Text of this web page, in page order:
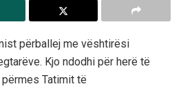
përballej me vështirësi
Kjo ndodhi për herë të
Tatimit të